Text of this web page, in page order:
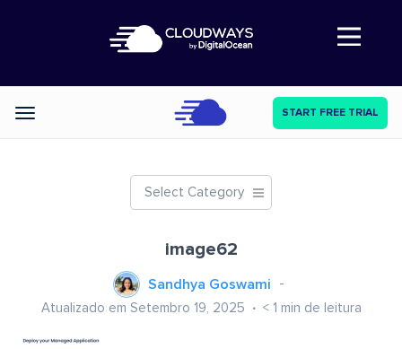
Abre a navegação
Categories START FREE TRIAL
Select Category
image62
Sandhya Goswami
Atualizado em Setembro 19, 2025 < 1 min de leitura